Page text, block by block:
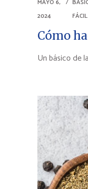
MAYO 6,
2024
Cómo
Un básico de